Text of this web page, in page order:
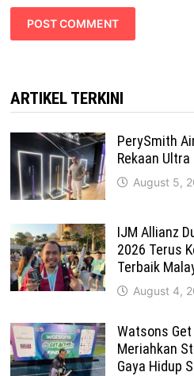
ARTIKEL TERKINI
PerySmith
Rekaan
August 5,
IJM Allianz
2026 Terus
Terbaik
August 4,
Watsons
Meriahkan
Gaya Hidup